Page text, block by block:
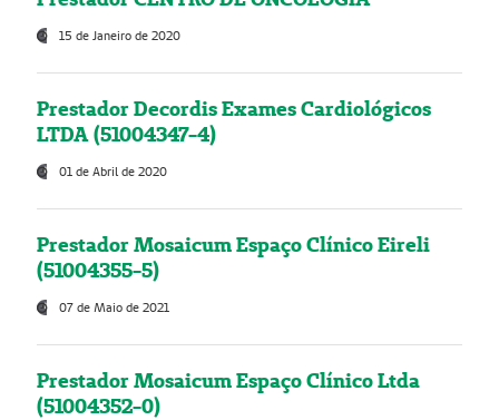
15 de Janeiro de 2020
Prestador Decordis Exames Cardiológicos
LTDA (51004347-4)
01 de Abril de 2020
Prestador Mosaicum Espaço Clínico Eireli
(51004355-5)
07 de Maio de 2021
Prestador Mosaicum Espaço Clínico Ltda
(51004352-0)